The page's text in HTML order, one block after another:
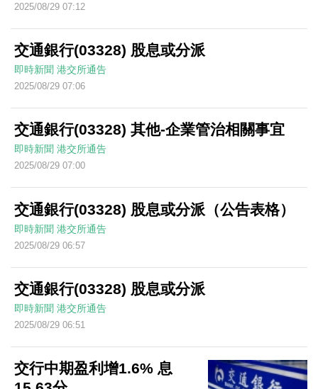
2025/08/29 07:12
交通銀行(03328) 股息或分派
即時新聞 港交所通告
2025/08/29 07:06
交通銀行(03328) 其他-企業管治相關事宜
即時新聞 港交所通告
2025/08/29 07:00
交通銀行(03328) 股息或分派（公告表格）
即時新聞 港交所通告
2025/08/29 06:57
交通銀行(03328) 股息或分派
即時新聞 港交所通告
2025/08/29 06:51
交行中期盈利增1.6% 息